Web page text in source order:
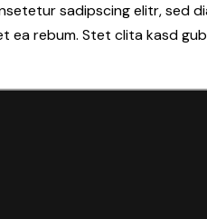
sadipscing elitr, sed
ea rebum. Stet clita kasd